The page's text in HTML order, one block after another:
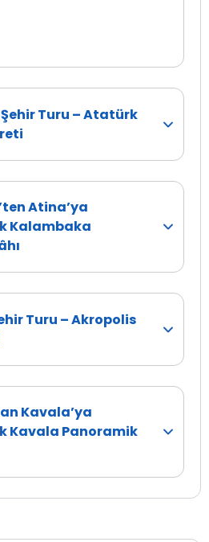
Turu – Atatürk
Atina’ya
Kalambaka
Turu – Akropolis
Kavala’ya
Kavala Panoramik